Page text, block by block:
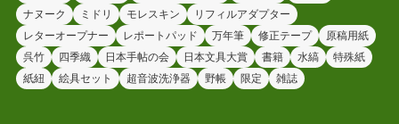
ナヌーク
ミドリ モレスキン
リフィルアダプター
レターオープナー
レポートパッド 万年筆 修正テープ
原稿用紙
呉竹
四季織 日本手帖の会 日本文具大賞 書籍 水縞
特殊紙
紙紐
絵具セット 超音波洗浄器 野帳 限定 雑誌